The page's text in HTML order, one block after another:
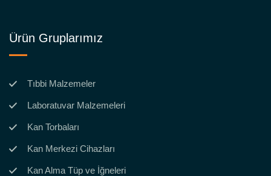
Ürün Gruplarımız
Tıbbi Malzemeler
Laboratuvar Malzemeleri
Kan Torbaları
Kan Merkezi Cihazları
Kan Alma Tüp ve İğneleri